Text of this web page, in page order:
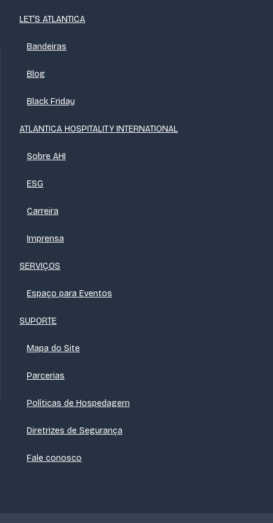
LET'S ATLANTICA
Bandeiras
Blog
Black Friday
ATLANTICA HOSPITALITY INTERNATIONAL
Sobre AHI
ESG
Carreira
Imprensa
SERVIÇOS
Espaço para Eventos
SUPORTE
Mapa do Site
Parcerias
Políticas de Hospedagem
Diretrizes de Segurança
Fale conosco